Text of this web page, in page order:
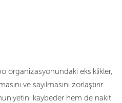
organizasyonundaki eksiklikler,
ve sayılmasını zorlaştırır.
kaybeder hem de nakit